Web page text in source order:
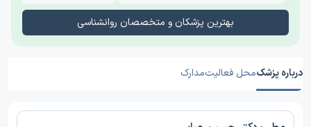
بهترین پزشکان و متخصصان روانشناسی
درباره پزشکمحل فعالیتمدارک